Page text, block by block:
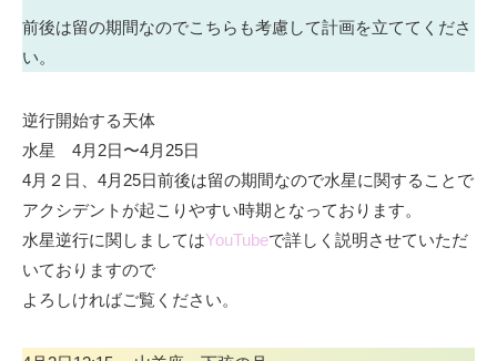
前後は留の期間なのでこちらも考慮して計画を立ててくださ
い。
逆行開始する天体
水星 4月2日〜4月25日
4月２日、4月25日前後は留の期間なので水星に関することで
アクシデントが起こりやすい時期となっております。
水星逆行に関しましてはYouTubeで詳しく説明させていただ
いておりますので
よろしければご覧ください。